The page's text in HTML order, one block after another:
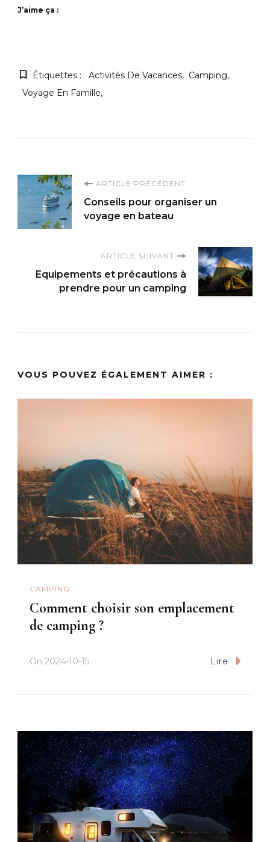
J’aime ça :
Étiquettes : Activités De Vacances
Camping
Voyage En Famille
Navigation
d'article
ARTICLE PRÉCÉDENT
Conseils pour organiser un
voyage en bateau
ARTICLE SUIVANT
Equipements et précautions à
prendre pour un camping
VOUS POUVEZ ÉGALEMENT AIMER :
CAMPING
Comment choisir son emplacement
de camping ?
On 2024-10-15 Lire